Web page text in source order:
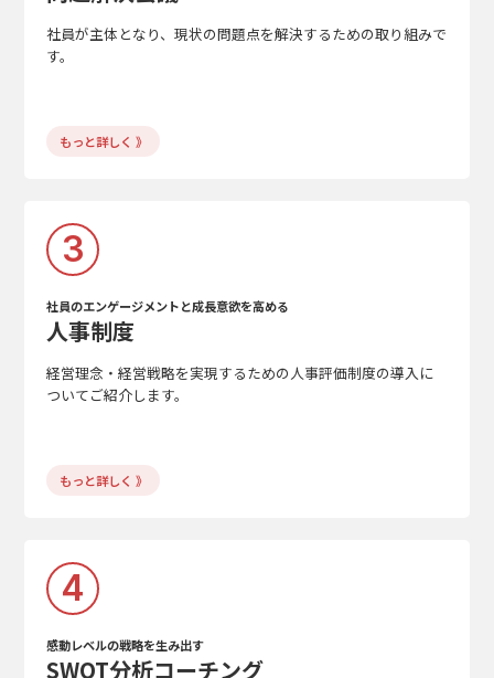
社員が主体となり、現状の問題点を解決するための取り組みで
す。
もっと詳しく 》
3
社員のエンゲージメントと成長意欲を高める
人事制度
経営理念・経営戦略を実現するための人事評価制度の導入に
ついてご紹介します。
もっと詳しく 》
4
感動レベルの戦略を生み出す
SWOT分析コーチング